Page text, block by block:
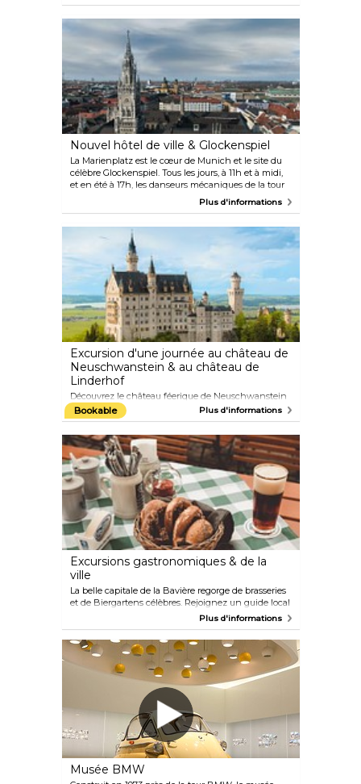
Nouvel hôtel de ville & Glockenspiel
La Marienplatz est le cœur de Munich et le site du
célèbre Glockenspiel. Tous les jours, à 11h et à midi,
et en été à 17h, les danseurs mécaniques de la tour
du nouvel hôtel de ville s'animent lorsque l'horloge
souvenirs. Grimpez au sommet de la tour de 85
mètres pour profiter d'une vue magnifique sur la
ville.
Plus d'informations
Excursion d'une journée au château de
Neuschwanstein & au château de
Linderhof
Découvrez le château féerique de Neuschwanstein
qui a inspiré le château de la Belle au bois dormant
de Disney, ainsi que le château de Linderhof lors
d'une excursion magique d'une journée au départ
de Munich. Construit par le roi allemand Louis II sur
une colline escarpée avec en toile de fond le
paysage montagneux luxuriant et pittoresque de la
Bavière, le château de Neuschwanstein est une
œuvre architecturale époustouflante, que l'on
pourrait littéralement passer des heures à regarder.
Le palais Linderhof, le plus petit des trois palais
associés au roi Louis II, a été sa résidence principale
pendant une grande partie de sa vie.
Bookable Plus d'informations
Excursions gastronomiques & de la
ville
La belle capitale de la Bavière regorge de brasseries
et de Biergartens célèbres. Rejoignez un guide local
pour un aperçu privilégié de cette tradition
d'imbibition. Vous visiterez des lieux de prédilection
locaux et dégusterez des snacks bavarois en
compagnie d'autres amateurs de bière. Découvrez
les brasseries bavaroises, la culture de la bière et les
snacks tels que les bretzels et les saucisses
allemandes. Visitez la célèbre brasserie Hofbräuhaus
et le musée de l'Oktoberfest.
Plus d'informations
Musée BMW